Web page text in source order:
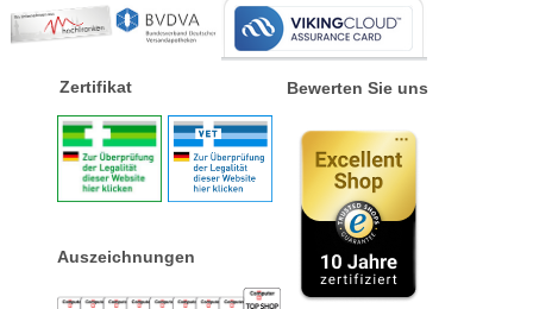
Zertifikat
Auszeichnungen
Bewerten Sie uns